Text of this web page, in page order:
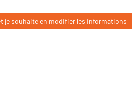
je souhaite en modifier les informations